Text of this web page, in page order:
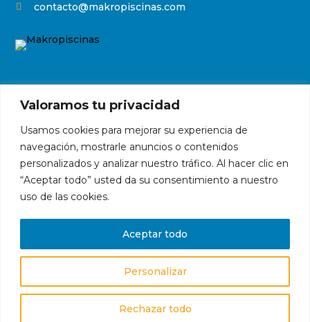
Valoramos tu privacidad
Usamos cookies para mejorar su experiencia de
navegación, mostrarle anuncios o contenidos
personalizados y analizar nuestro tráfico. Al hacer clic en
“Aceptar todo” usted da su consentimiento a nuestro
uso de las cookies.
Personalizar
Rechazar todo
Aceptar todo
 contacto@makropiscinas.com
© 2023 Makropiscinas
privacidad|Política de cookies
No hay productos en el carrito
Hola, ¿en qué podemos ayudarte?
Abrir chat